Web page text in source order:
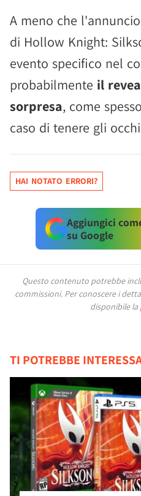
A meno che
di Hollow Knight:
evento specifico nel
probabilmente il
sorpresa, come
caso di tenere gli
HAI NOTATO ERRORI?
Aggiungici
su Google
Questo contenuto potrebbe
commissioni. Per conoscere i
disponibile la
TI POTREBBE